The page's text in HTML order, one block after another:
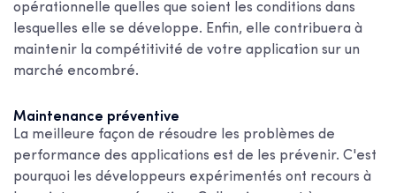
opérationnelle quelles que soient les conditions dans
lesquelles elle se développe. Enfin, elle contribuera à
maintenir la compétitivité de votre application sur un
marché encombré.
Maintenance préventive
La meilleure façon de résoudre les problèmes de
performance des applications est de les prévenir. C'est
pourquoi les développeurs expérimentés ont recours à